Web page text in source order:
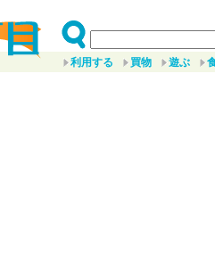
利用する 買物 遊ぶ